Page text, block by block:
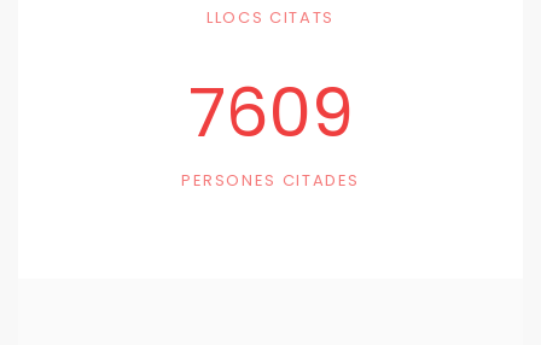
LLOCS CITATS
7609
PERSONES CITADES